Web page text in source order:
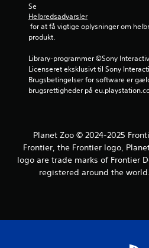
Se
Helbredsadvarsler
produkt.
Library-programmer ©Sony
Licenseret eksklusivt til Sony
Brugsbetingelser for software er
brugsrettigheder på
Planet Zoo © 2024-2025
Frontier, the Frontier logo,
logo are trade marks of Frontier
registered around the